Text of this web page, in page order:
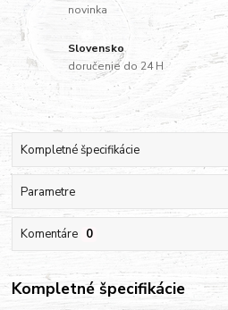
novinka
Slovensko
doručenie do 24 H
Kompletné špecifikácie
Parametre
Komentáre 0
Kompletné špecifikácie